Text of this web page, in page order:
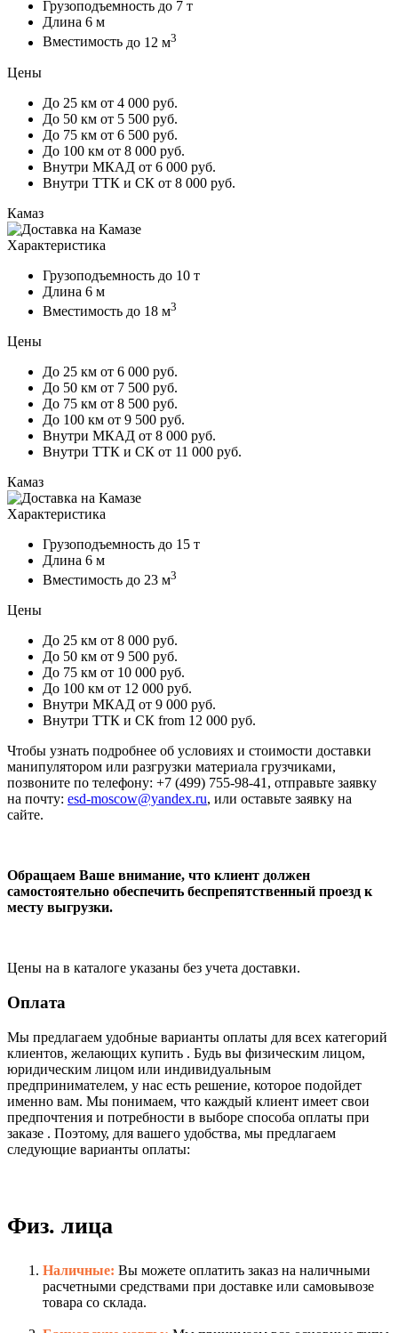
Грузоподъемность до 7 т
Длина 6 м
Вместимость до 12 м3
Цены
До 25 км от 4 000 руб.
До 50 км от 5 500 руб.
До 75 км от 6 500 руб.
До 100 км от 8 000 руб.
Внутри МКАД от 6 000 руб.
Внутри ТТК и СК от 8 000 руб.
Камаз
Характеристика
Грузоподъемность до 10 т
Длина 6 м
Вместимость до 18 м3
Цены
До 25 км от 6 000 руб.
До 50 км от 7 500 руб.
До 75 км от 8 500 руб.
До 100 км от 9 500 руб.
Внутри МКАД от 8 000 руб.
Внутри ТТК и СК от 11 000 руб.
Камаз
Характеристика
Грузоподъемность до 15 т
Длина 6 м
Вместимость до 23 м3
Цены
До 25 км от 8 000 руб.
До 50 км от 9 500 руб.
До 75 км от 10 000 руб.
До 100 км от 12 000 руб.
Внутри МКАД от 9 000 руб.
Внутри ТТК и СК from 12 000 руб.
Чтобы узнать подробнее об условиях и стоимости доставки
манипулятором или разгрузки материала грузчиками,
позвоните по телефону: +7 (499) 755-98-41, отправьте заявку
на почту: esd-moscow@yandex.ru, или оставьте заявку на
сайте.
Обращаем Ваше внимание, что клиент должен
самостоятельно обеспечить беспрепятственный проезд к
месту выгрузки.
Цены на в каталоге указаны без учета доставки.
Оплата
Мы предлагаем удобные варианты оплаты для всех категорий
клиентов, желающих купить . Будь вы физическим лицом,
юридическим лицом или индивидуальным
предпринимателем, у нас есть решение, которое подойдет
именно вам. Мы понимаем, что каждый клиент имеет свои
предпочтения и потребности в выборе способа оплаты при
заказе . Поэтому, для вашего удобства, мы предлагаем
следующие варианты оплаты:
Физ. лица
Наличные: Вы можете оплатить заказ на наличными
расчетными средствами при доставке или самовывозе
товара со склада.